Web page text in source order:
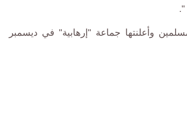
".
وأعلنتها جماعة "إرهابية" في ديسمبر